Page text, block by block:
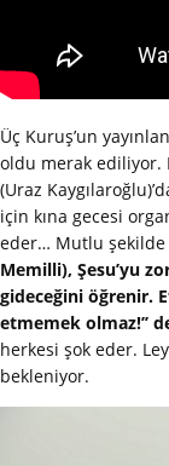
Üç Kuruş’un
oldu merak ediliyor.
(Uraz
için kına gecesi
eder… Mutlu
Memilli), Şesu’yu
gideceğini öğrenir.
etmemek olmaz!’’
herkesi şok eder.
bekleniyor.